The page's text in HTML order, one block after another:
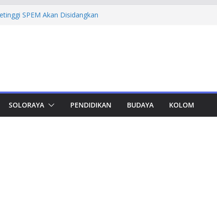
SPEM Akan Disidangkan
Jateng Pastikan Tak Ada Kendala
Tampung 2.692 Siswa, Taj Yasin:
Cadangan Rp1,2 Triliun untuk Pilgub
Mulai 2027
SOLORAYA PENDIDIKAN BUDAYA KOLOM